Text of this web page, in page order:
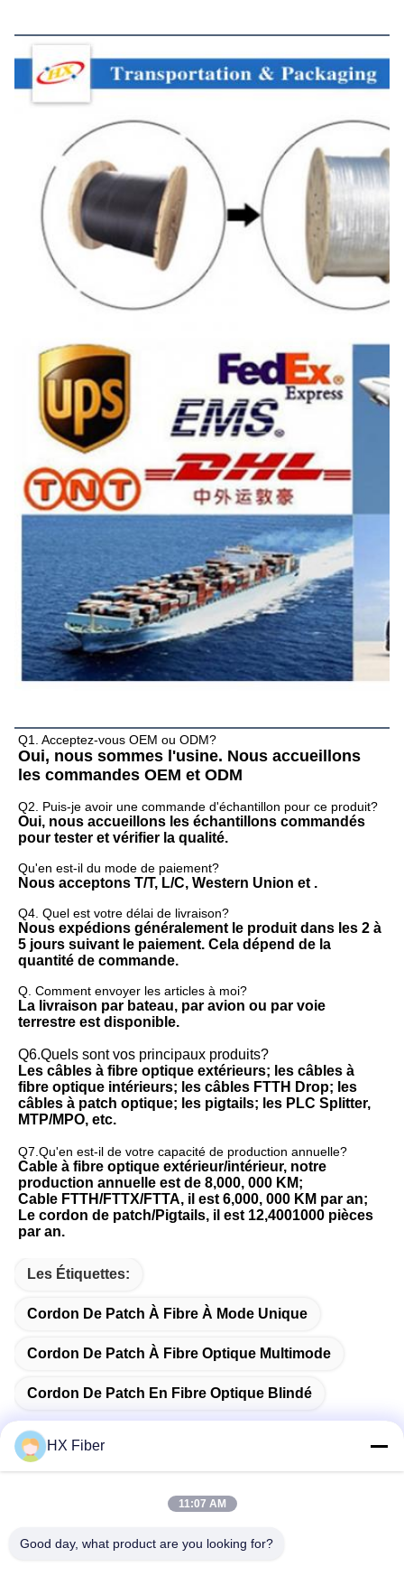
Q1. Acceptez-vous OEM ou ODM?
Oui, nous sommes l'usine. Nous accueillons
les commandes OEM et ODM
Q2. Puis-je avoir une commande d'échantillon pour ce produit?
Oui, nous accueillons les échantillons commandés
pour tester et vérifier la qualité.
Qu'en est-il du mode de paiement?
Nous acceptons T/T, L/C, Western Union et .
Q4. Quel est votre délai de livraison?
Nous expédions généralement le produit dans les 2 à
5 jours suivant le paiement. Cela dépend de la
quantité de commande.
Q. Comment envoyer les articles à moi?
La livraison par bateau, par avion ou par voie
terrestre est disponible.
Q6.Quels sont vos principaux produits?
Les câbles à fibre optique extérieurs; les câbles à
fibre optique intérieurs; les câbles FTTH Drop; les
câbles à patch optique; les pigtails; les PLC Splitter,
MTP/MPO, etc.
Q7.Qu'en est-il de votre capacité de production annuelle?
Cable à fibre optique extérieur/intérieur, notre
production annuelle est de 8,000, 000 KM;
Cable FTTH/FTTX/FTTA, il est 6,000, 000 KM par an;
Le cordon de patch/Pigtails, il est 12,4001000 pièces
par an.
Les Étiquettes:
Cordon De Patch À Fibre À Mode Unique
Cordon De Patch À Fibre Optique Multimode
Cordon De Patch En Fibre Optique Blindé
Adresse
HX Fiber
11:07 AM
Good day, what product are you looking for?